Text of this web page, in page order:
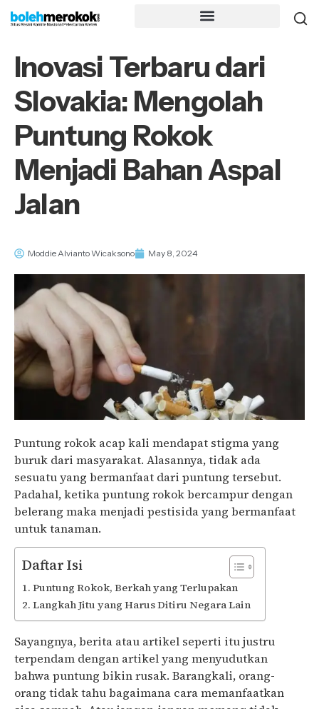
Inovasi Terbaru dari
Slovakia: Mengolah
Puntung Rokok
Menjadi Bahan Aspal
Jalan
Moddie Alvianto Wicaksono May 8, 2024
Puntung rokok acap kali mendapat stigma yang
buruk dari masyarakat. Alasannya, tidak ada
sesuatu yang bermanfaat dari puntung tersebut.
Padahal, ketika puntung rokok bercampur dengan
belerang maka menjadi pestisida yang bermanfaat
untuk tanaman.
Daftar Isi
Puntung Rokok, Berkah yang Terlupakan
Langkah Jitu yang Harus Ditiru Negara Lain
Sayangnya, berita atau artikel seperti itu justru
terpendam dengan artikel yang menyudutkan
bahwa puntung bikin rusak. Barangkali, orang-
orang tidak tahu bagaimana cara memanfaatkan